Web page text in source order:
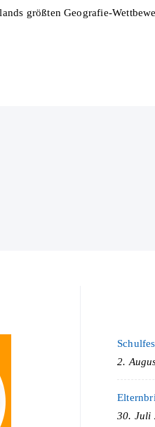
größten Geografie-
2.
30. Juli